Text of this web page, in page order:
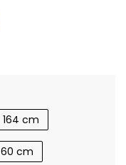
164 cm
60 cm